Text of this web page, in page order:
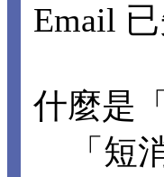
Email
什麼是
「短